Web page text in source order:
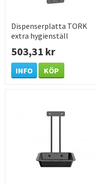
Dispenserplatta TORK
extra hygienställ
503,31 kr
INFO KÖP